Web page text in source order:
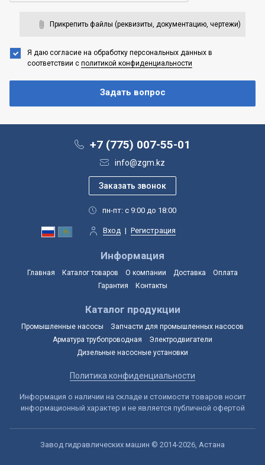
Прикрепить файлы (реквизиты, документацию, чертежи)
Я даю согласие на обработку персональных данных в
соответствии с политикой конфиденциальности
+7 (775) 007-55-01
info@zgm.kz
пн-пт: с 9:00 до 18:00
Вход | Регистрация
Информация
Главная Каталог товаров О компании Доставка
Оплата
Гарантия
Контакты
Каталог продукции
Промышленные насосы
Запчасти для промышленных насосов
Арматура трубопроводная
Электродвигатели
Дизельные насосные установки
Политика конфиденциальности
Информация о наличии на складе и стоимости товаров носит
информационный характер и не является публичной офертой
Завод гидравлических машин © 2014-2026, Астана